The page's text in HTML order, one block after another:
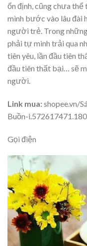
ổn định, cũng chưa
mình bước vào lâu đài
người trẻ. Trong
phải tự mình trải qua
tiên yêu, lần đầu tiên
đầu tiên thất bại… sẽ
người.
Link mua:shopee.vn/
Buồn-
Gọi điện